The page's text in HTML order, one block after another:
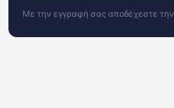
Με την εγγραφή σας αποδέχεστε την